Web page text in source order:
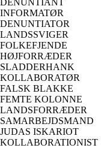
INFORMATØR
DENUNTIATOR
LANDSSVIGER
FOLKEFJENDE
HØJFORRÆDER
SLADDERHANK
KOLLABORATØR
FALSK BLAKKE
FEMTE KOLONNE
LANDSFORRÆDER
SAMARBEJDSMAND
JUDAS ISKARIOT
KOLLABORATIONIST